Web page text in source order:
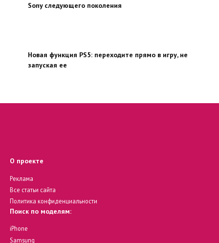
Sony следующего поколения
Новая функция PS5: переходите прямо в игру, не
запуская ее
О проекте
Реклама
Все статьи сайта
Политика конфиденциальности
Поиск по моделям:
iPhone
Samsung